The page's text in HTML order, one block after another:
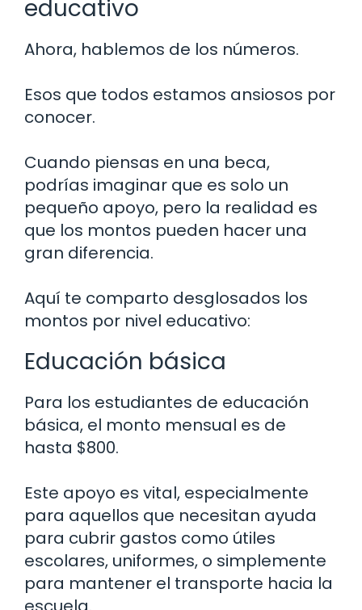
educativo
Ahora, hablemos de los números.
Esos que todos estamos ansiosos por
conocer.
Cuando piensas en una beca,
podrías imaginar que es solo un
pequeño apoyo, pero la realidad es
que los montos pueden hacer una
gran diferencia.
Aquí te comparto desglosados los
montos por nivel educativo:
Educación básica
Para los estudiantes de educación
básica, el monto mensual es de
hasta $800.
Este apoyo es vital, especialmente
para aquellos que necesitan ayuda
para cubrir gastos como útiles
escolares, uniformes, o simplemente
para mantener el transporte hacia la